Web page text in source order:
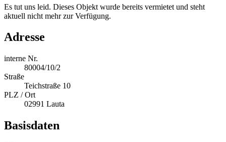
Es tut uns leid. Dieses Objekt wurde bereits vermietet und steht
aktuell nicht mehr zur Verfügung.
Adresse
interne Nr.
80004/10/2
Straße
Teichstraße 10
PLZ / Ort
02991 Lauta
Basisdaten